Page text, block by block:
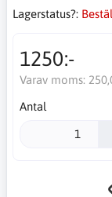
Lagerstatus?:
1250:-
Varav moms:
Antal